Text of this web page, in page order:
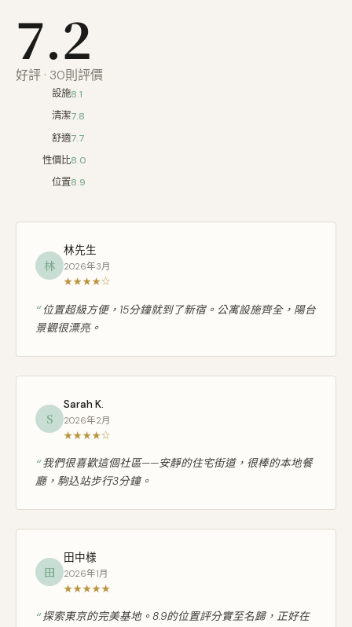
7.2
好評 · 30則評價
設施8.1
清潔7.8
舒適7.7
性價比8.0
位置8.9
林
林先生
2026年3月
★★★★☆
位置超級方便，15分鐘就到了新宿。公寓設施齊全，陽台
景觀很漂亮。
S
Sarah K.
2026年2月
★★★★☆
我們很喜歡這個社區——安靜的住宅街道，很棒的本地餐
廳，駒込站步行3分鐘。
田
田中様
2026年1月
★★★★★
探索東京的完美基地。8.9的位置評分實至名歸，正好在